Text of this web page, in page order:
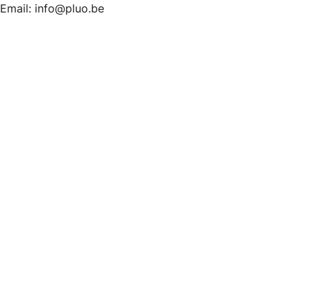
Email: info@pluo.be